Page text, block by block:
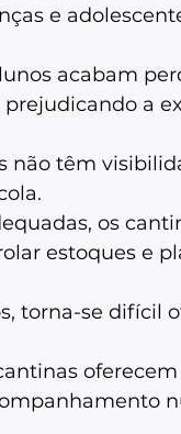
e
acabam
a
não têm
os
estoques e
torna-se difícil